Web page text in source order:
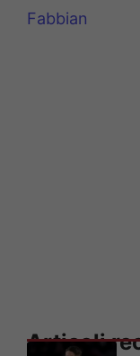
Fabbian
Articoli